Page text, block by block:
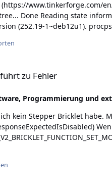
Done Reading state
(252.19-1~deb12u1).
(2.4.5) over (2.4.5) ... dpkg:
zu Fehler
Programmierung und
Wenn ja, was passiert, wenn du
true) zu Beginn ausführt? Wenn